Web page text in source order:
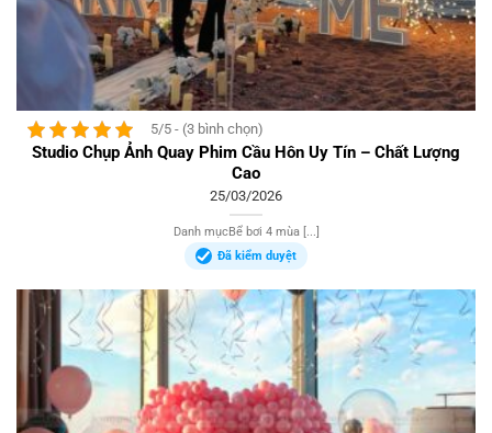
5/5 - (3 bình chọn)
Studio Chụp Ảnh Quay Phim Cầu Hôn Uy Tín – Chất Lượng
Cao
25/03/2026
Danh mụcBể bơi 4 mùa [...]
Đã kiểm duyệt